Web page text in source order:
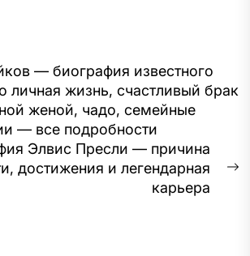
— биография известного
личная жизнь, счастливый брак
женой, чадо, семейные
— все подробности
Элвис Пресли — причина
достижения и легендарная
карьера